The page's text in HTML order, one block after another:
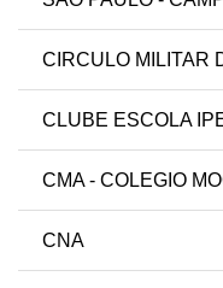
CIRCULO MILITAR
CLUBE ESCOLA
CMA - COLEGIO
CNA